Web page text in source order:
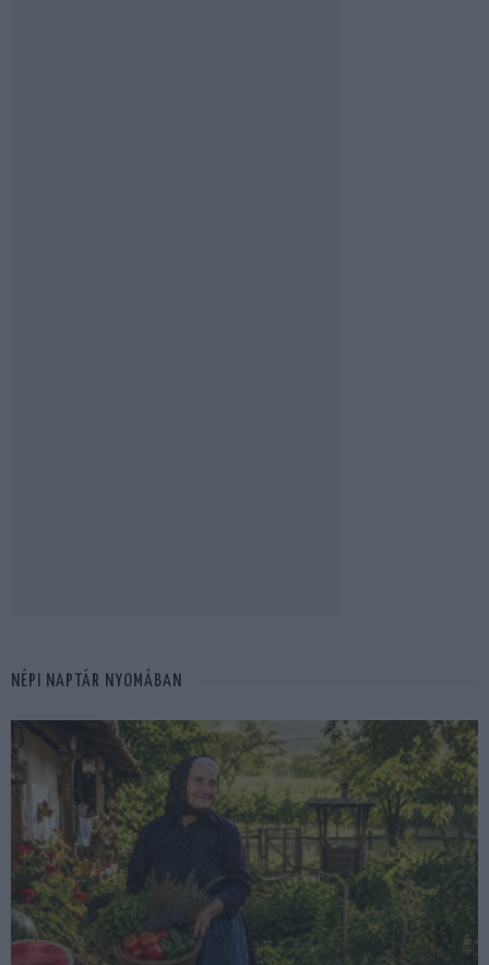
NÉPI NAPTÁR NYOMÁBAN